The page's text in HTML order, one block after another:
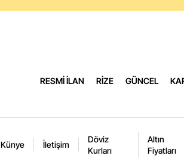
RESMİ İLAN RİZE GÜNCEL
Künye İletişim
Döviz
Kurları
Altın
Fiyatları